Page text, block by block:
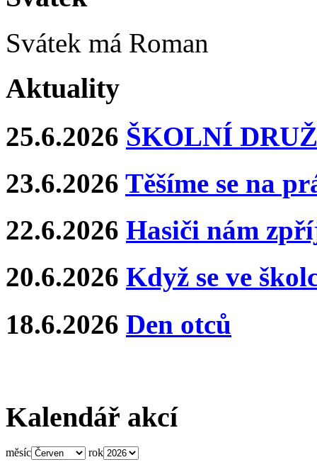
Svátek má Roman
Aktuality
25.6.2026 ŠKOLNÍ
23.6.2026 Těšíme se na
22.6.2026 Hasiči nám
20.6.2026 Když se ve
18.6.2026 Den otců
Kalendář akcí
měsíc rok